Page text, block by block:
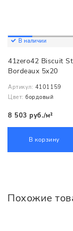
В наличии
41zero42 Biscuit
Bordeaux 5x20
Артикул: 4101159
Цвет: бордовый
8 503 руб./м²
В корзину
Похожие